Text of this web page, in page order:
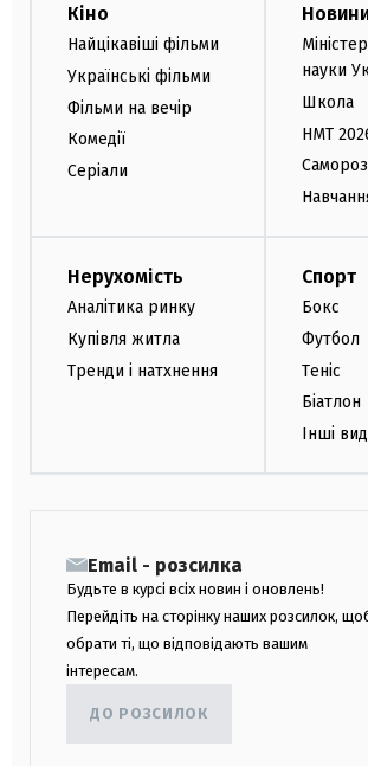
Кіно
Найцікавіші фільми
Українські фільми
Фільми на вечір
Комедії
Серіали
науки
Школа
НМТ
Нерухомість
Аналітика ринку
Купівля житла
Тренди і натхнення
Спорт
Бокс
Футбол
Теніс
Біатлон
Інші
Email - розсилка
Будьте в курсі всіх новин і оновлень!
Перейдіть на сторінку наших розсилок,
обрати ті, що відповідають вашим
інтересам.
ДО РОЗСИЛОК